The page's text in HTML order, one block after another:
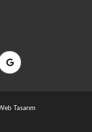
Tasarım